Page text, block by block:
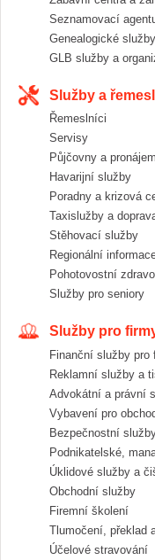
Seznamovací
Genealogické služby
GLB služby a
Služby a
Řemeslníci
Servisy
Půjčovny a pronájem
Havarijní služby
Poradny a krizová
Taxislužby a
Stěhovací služby
Regionální
Pohotovostní
Služby pro seniory
Služby pro
Finanční služby pro
Reklamní služby a
Advokátní a právní
Vybavení pro
Bezpečnostní
Podnikatelské,
Úklidové služby a
Obchodní služby
Firemní školení
Tlumočení, překlad
Účelové stravování